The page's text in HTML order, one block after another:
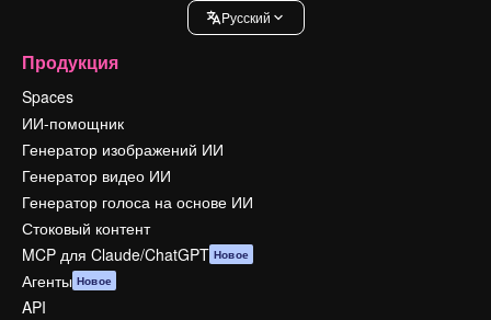
Pусский
Продукция
Spaces
ИИ-помощник
Генератор изображений ИИ
Генератор видео ИИ
Генератор голоса на основе ИИ
Стоковый контент
MCP для Claude/ChatGPT Новое
Агенты Новое
API